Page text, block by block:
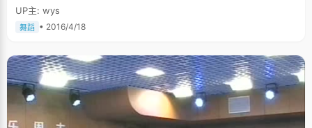
UP主: wys
舞蹈 • 2016/4/18